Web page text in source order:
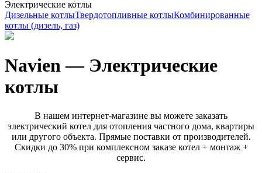
Электрические котлы
Дизельные котлыТвердотопливные котлыКомбинированные
котлы (дизель, газ)
Navien — Электрические
котлы
В нашем интернет-магазине вы можете заказать
электрический котел для отопления частного дома, квартиры
или другого объекта. Прямые поставки от производителей.
Скидки до 30% при комплексном заказе котел + монтаж +
сервис.